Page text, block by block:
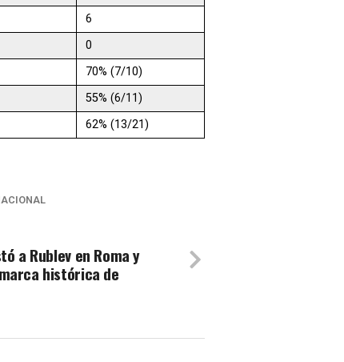
6
0
70% (7/10)
55% (6/11)
62% (13/21)
a Rublev en Roma y
histórica de